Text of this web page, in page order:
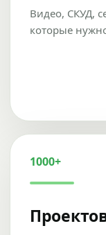
Видео, СКУД,
которые
1000+